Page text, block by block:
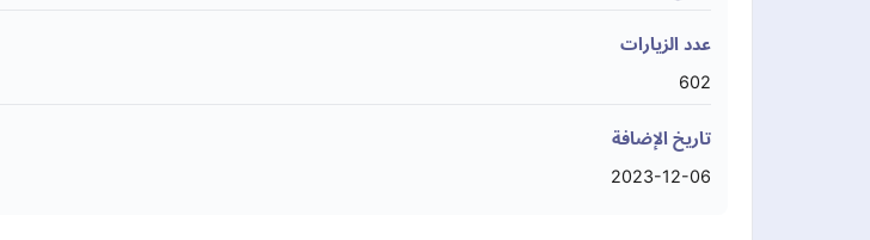
عدد الزيارات
602
تاريخ الإضافة
2023-12-06